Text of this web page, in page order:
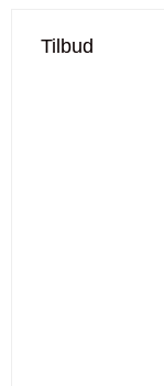
Tilbud